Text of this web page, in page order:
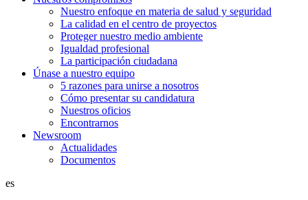
Nuestro enfoque en materia de salud y seguridad
La calidad en el centro de proyectos
Proteger nuestro medio ambiente
Igualdad profesional
La participación ciudadana
Únase a nuestro equipo
5 razones para unirse a nosotros
Cómo presentar su candidatura
Nuestros oficios
Encontrarnos
Newsroom
Actualidades
Documentos
es